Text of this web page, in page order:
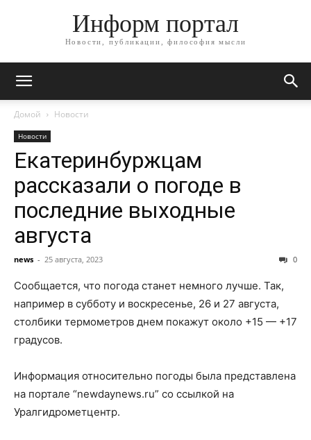
Информ портал
Новости, публикации, философия мысли
Домой Новости
Новости
Екатеринбуржцам
рассказали о погоде в
последние выходные
августа
news - 25 августа, 2023 0
Сообщается, что погода станет немного лучше. Так,
например в субботу и воскресенье, 26 и 27 августа,
столбики термометров днем покажут около +15 — +17
градусов.
Информация относительно погоды была представлена
на портале “newdaynews.ru” со ссылкой на
Уралгидрометцентр.